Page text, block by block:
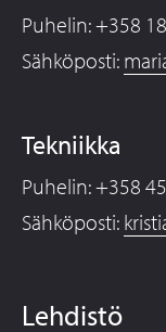
Puhelin: +358
Sähköposti:
Tekniikka
Puhelin: +358
Sähköposti:
Lehdistö